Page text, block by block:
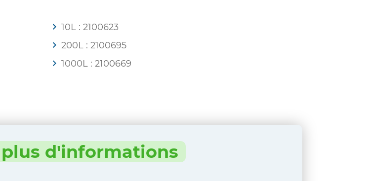
10L : 2100623
200L : 2100695
1000L : 2100669
plus d'informations